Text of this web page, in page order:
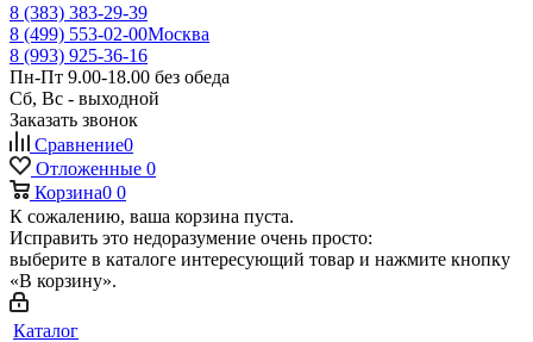
8 (383) 383-29-39
8 (499) 553-02-00Москва
8 (993) 925-36-16
Пн-Пт 9.00-18.00 без обеда
Сб, Вс - выходной
Заказать звонок
Сравнение0
Отложенные 0
Корзина0 0
К сожалению, ваша корзина пуста.
Исправить это недоразумение очень просто:
выберите в каталоге интересующий товар и нажмите кнопку
«В корзину».
Каталог